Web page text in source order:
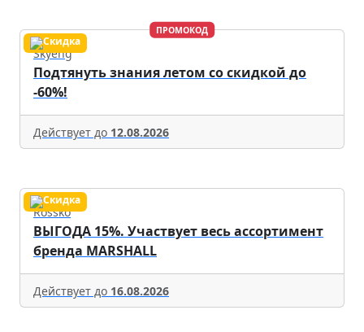
ПРОМОКОД
Skyeng
Подтянуть знания летом со скидкой до
-60%!
Действует до 12.08.2026
Rossko
ВЫГОДА 15%. Участвует весь ассортимент
бренда MARSHALL
Действует до 16.08.2026